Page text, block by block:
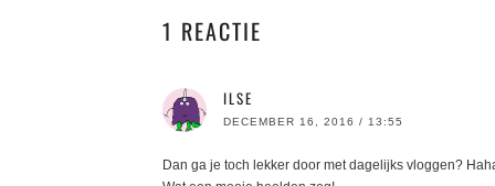
1 REACTIE
ILSE
DECEMBER 16, 2016 / 13:55
Dan ga je toch lekker door met dagelijks vloggen?